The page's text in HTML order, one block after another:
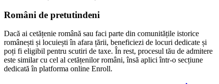
Români de pretutindeni
Dacă ai cetățenie română sau faci parte din comunitățile istorice
românești și locuiești în afara țării, beneficiezi de locuri dedicate și
poți fi eligibil pentru scutiri de taxe. În rest, procesul tău de admitere
este similar cu cel al cetățenilor români, însă aplici într-o secțiune
dedicată în platforma online Enroll.